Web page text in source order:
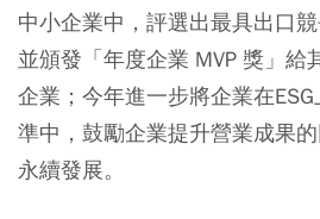
中小企業中，評選出最具出口
並頒發「年度企業 MVP 獎」給
企業；今年進一步將企業在
準中，鼓勵企業提升營業成果
永續發展。